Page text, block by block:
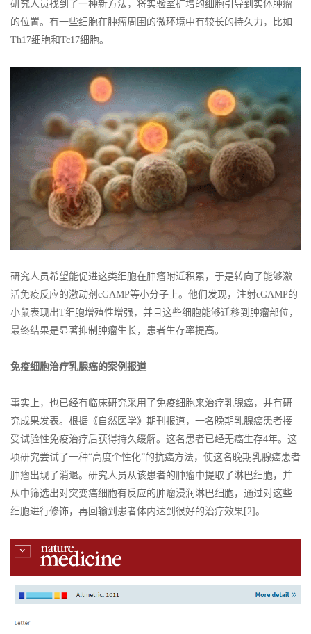
研究人员找到了一种新方法，将实验室扩增的细胞引导到实体肿瘤
的位置。有一些细胞在肿瘤周围的微环境中有较长的持久力，比如
Th17细胞和Tc17细胞。
研究人员希望能促进这类细胞在肿瘤附近积累，于是转向了能够激
活免疫反应的激动剂cGAMP等小分子上。他们发现，注射cGAMP的
小鼠表现出T细胞增殖性增强，并且这些细胞能够迁移到肿瘤部位，
最终结果是显著抑制肿瘤生长，患者生存率提高。
免疫细胞治疗乳腺癌的案例报道
事实上，也已经有临床研究采用了免疫细胞来治疗乳腺癌，并有研
究成果发表。根据《自然医学》期刊报道，一名晚期乳腺癌患者接
受试验性免疫治疗后获得持久缓解。这名患者已经无癌生存4年。这
项研究尝试了一种“高度个性化”的抗癌方法，使这名晚期乳腺癌患者
肿瘤出现了消退。研究人员从该患者的肿瘤中提取了淋巴细胞，并
从中筛选出对突变癌细胞有反应的肿瘤浸润淋巴细胞，通过对这些
细胞进行修饰，再回输到患者体内达到很好的治疗效果[2]。